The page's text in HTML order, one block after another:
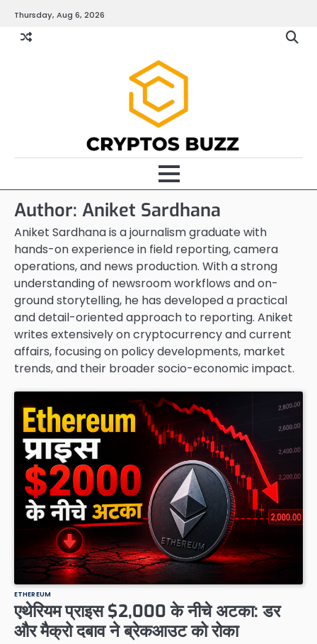
content
Thursday, Aug 6, 2026
Author: Aniket Sardhana
Aniket Sardhana is a journalism graduate with
hands-on experience in field reporting, camera
operations, and news production. With a strong
understanding of newsroom workflows and on-
ground storytelling, he has developed a practical
and detail-oriented approach to reporting. Aniket
writes extensively on cryptocurrency and current
affairs, focusing on policy developments, market
trends, and their broader socio-economic impact.
ETHEREUM
एथेरियम प्राइस $2,000 के नीचे अटका: डर
और मैक्रो दबाव ने ब्रेकआउट को रोका